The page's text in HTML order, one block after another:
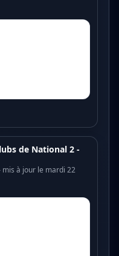
de National 2 -
à jour le mardi 22